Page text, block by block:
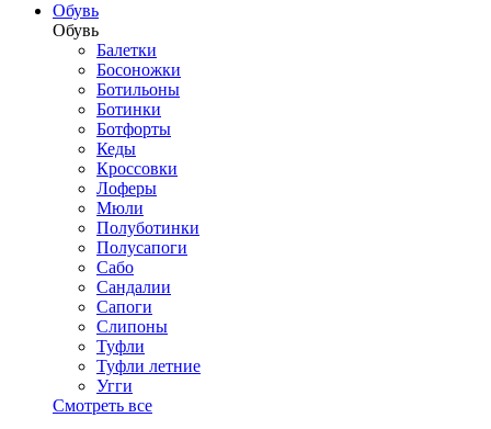
Обувь
Обувь
Балетки
Босоножки
Ботильоны
Ботинки
Ботфорты
Кеды
Кроссовки
Лоферы
Мюли
Полуботинки
Полусапоги
Сабо
Сандалии
Сапоги
Слипоны
Туфли
Туфли летние
Угги
Смотреть все